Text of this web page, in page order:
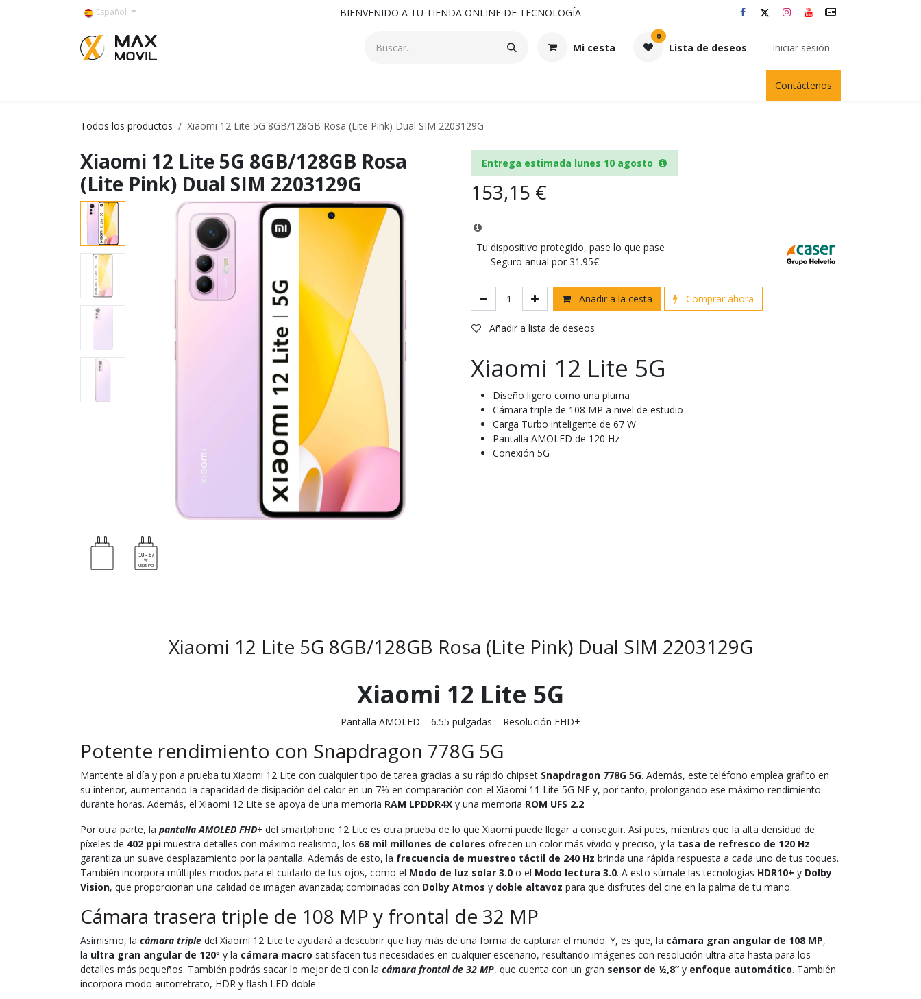
Español BIENVENIDO A TU TIENDA ONLINE DE TECNOLOGÍA
Mi cesta
0
Lista de deseos Iniciar sesión
Contáctenos
Todos los productos Xiaomi 12 Lite 5G 8GB/128GB Rosa (Lite Pink) Dual SIM 2203129G
Xiaomi 12 Lite 5G 8GB/128GB Rosa
(Lite Pink) Dual SIM 2203129G
Entrega estimada lunes 10 agosto
153,15 €
Tu dispositivo protegido, pase lo que pase
Seguro anual por 31.95€
Añadir a la cesta Comprar ahora
Añadir a lista de deseos
Xiaomi 12 Lite 5G
Diseño ligero como una pluma
Cámara triple de 108 MP a nivel de estudio
Carga Turbo inteligente de 67 W
Pantalla AMOLED de 120 Hz
Conexión 5G
Xiaomi 12 Lite 5G 8GB/128GB Rosa (Lite Pink) Dual SIM 2203129G
Xiaomi 12 Lite 5G
Pantalla AMOLED – 6.55 pulgadas – Resolución FHD+
Potente rendimiento con Snapdragon 778G 5G
Mantente al día y pon a prueba tu Xiaomi 12 Lite con cualquier tipo de tarea gracias a su rápido chipset Snapdragon 778G 5G. Además, este teléfono emplea grafito en
su interior, aumentando la capacidad de disipación del calor en un 7% en comparación con el Xiaomi 11 Lite 5G NE y, por tanto, prolongando ese máximo rendimiento
durante horas. Además, el Xiaomi 12 Lite se apoya de una memoria RAM LPDDR4X y una memoria ROM UFS 2.2
Por otra parte, la pantalla AMOLED FHD+ del smartphone 12 Lite es otra prueba de lo que Xiaomi puede llegar a conseguir. Así pues, mientras que la alta densidad de
píxeles de 402 ppi muestra detalles con máximo realismo, los 68 mil millones de colores ofrecen un color más vívido y preciso, y la tasa de refresco de 120 Hz
garantiza un suave desplazamiento por la pantalla. Además de esto, la frecuencia de muestreo táctil de 240 Hz brinda una rápida respuesta a cada uno de tus toques.
También incorpora múltiples modos para el cuidado de tus ojos, como el Modo de luz solar 3.0 o el Modo lectura 3.0. A esto súmale las tecnologías HDR10+ y Dolby
Vision, que proporcionan una calidad de imagen avanzada; combinadas con Dolby Atmos y doble altavoz para que disfrutes del cine en la palma de tu mano.
Cámara trasera triple de 108 MP y frontal de 32 MP
Asimismo, la cámara triple del Xiaomi 12 Lite te ayudará a descubrir que hay más de una forma de capturar el mundo. Y, es que, la cámara gran angular de 108 MP,
la ultra gran angular de 120º y la cámara macro satisfacen tus necesidades en cualquier escenario, resultando imágenes con resolución ultra alta hasta para los
detalles más pequeños. También podrás sacar lo mejor de ti con la cámara frontal de 32 MP, que cuenta con un gran sensor de ½,8” y enfoque automático. También
incorpora modo autorretrato, HDR y flash LED doble